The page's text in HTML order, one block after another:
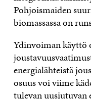
Pohjoismaiden
biomassassa on
Ydinvoiman käyttö
energialähteistä
osuus voi viime
tulevan uusiutuvan